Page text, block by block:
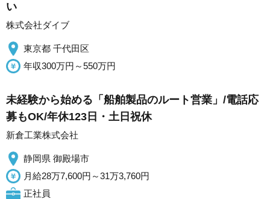
い
株式会社ダイブ
東京都 千代田区
年収300万円～550万円
未経験から始める「船舶製品のルート営業」/電話応
募もOK/年休123日・土日祝休
新倉工業株式会社
静岡県 御殿場市
月給28万7,600円～31万3,760円
正社員